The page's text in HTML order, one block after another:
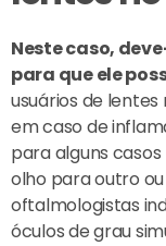
Neste caso,
para que ele
usuários de
em caso de
para alguns
olho para outro
oftalmologistas
óculos de grau